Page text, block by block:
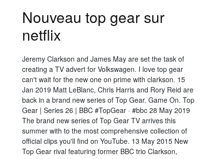
Nouveau top gear sur
netflix
Jeremy Clarkson and James May are set the task of
creating a TV advert for Volkswagen. I love top gear
can't wait for the new one on prime with clarkson. 15
Jan 2019 Matt LeBlanc, Chris Harris and Rory Reid are
back in a brand new series of Top Gear. Game On. Top
Gear | Series 26 | BBC #TopGear · #bbc 28 May 2019
The brand new series of Top Gear TV arrives this
summer with to the most comprehensive collection of
official clips you'll find on YouTube. 13 May 2015 New
Top Gear rival featuring former BBC trio Clarkson,